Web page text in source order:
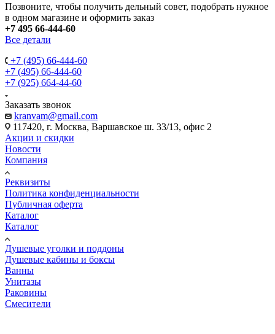
Позвоните, чтобы получить дельный совет, подобрать нужное
в одном магазине и оформить заказ
+7 495 66-444-60
Все детали
+7 (495) 66-444-60
+7 (495) 66-444-60
+7 (925) 664-44-60
Заказать звонок
kranvam@gmail.com
117420, г. Москва, Варшавское ш. 33/13, офис 2
Акции и скидки
Новости
Компания
Реквизиты
Политика конфиденциальности
Публичная оферта
Каталог
Каталог
Душевые уголки и поддоны
Душевые кабины и боксы
Ванны
Унитазы
Раковины
Смесители